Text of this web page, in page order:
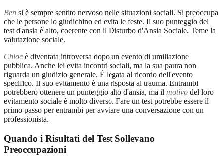
Ben si è sempre sentito nervoso nelle situazioni sociali. Si preoccupa
che le persone lo giudichino ed evita le feste. Il suo punteggio del
test d'ansia è alto, coerente con il Disturbo d'Ansia Sociale. Teme la
valutazione sociale.
Chloe è diventata introversa dopo un evento di umiliazione
pubblica. Anche lei evita incontri sociali, ma la sua paura non
riguarda un giudizio generale. È legata al ricordo dell'evento
specifico. Il suo evitamento è una risposta al trauma. Entrambi
potrebbero ottenere un punteggio alto d'ansia, ma il motivo del loro
evitamento sociale è molto diverso. Fare un test potrebbe essere il
primo passo per entrambi per avviare una conversazione con un
professionista.
Quando i Risultati del Test Sollevano
Preoccupazioni